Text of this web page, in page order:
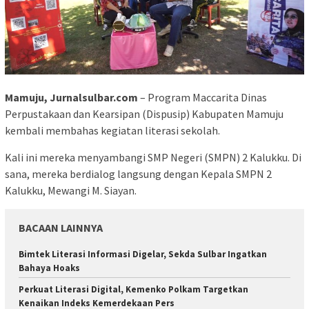
Mamuju, Jurnalsulbar.com – Program Maccarita Dinas
Perpustakaan dan Kearsipan (Dispusip) Kabupaten Mamuju
kembali membahas kegiatan literasi sekolah.
Kali ini mereka menyambangi SMP Negeri (SMPN) 2 Kalukku. Di
sana, mereka berdialog langsung dengan Kepala SMPN 2
Kalukku, Mewangi M. Siayan.
BACAAN LAINNYA
Bimtek Literasi Informasi Digelar, Sekda Sulbar Ingatkan
Bahaya Hoaks
Perkuat Literasi Digital, Kemenko Polkam Targetkan
Kenaikan Indeks Kemerdekaan Pers